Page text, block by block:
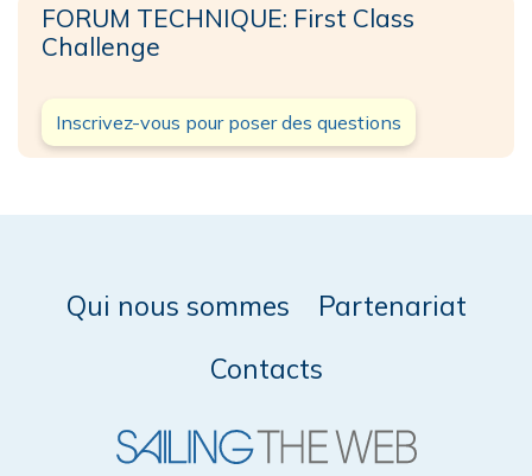
FORUM TECHNIQUE: First Class
Challenge
Inscrivez-vous pour poser des questions
Qui nous sommes
Partenariat
Contacts